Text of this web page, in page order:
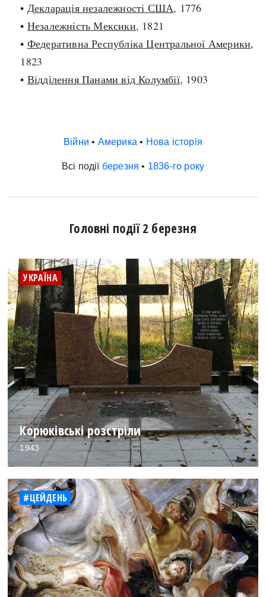
• Декларація незалежності США, 1776
• Незалежність Мексики, 1821
• Федеративна Республіка Центральної Америки,
1823
• Відділення Панами від Колумбії, 1903
Війни • Америка • Нова історія
Всі події березня • 1836-го року
Головні події 2 березня
УКРАЇНА
Корюківські розстріли
1943
#ЦЕЙДЕНЬ